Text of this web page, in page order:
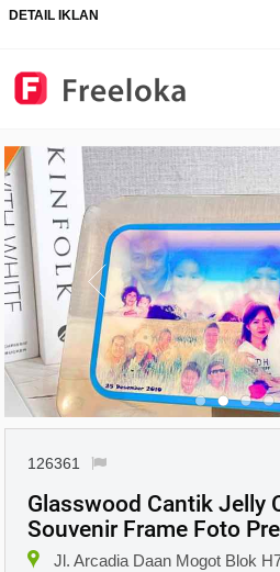
DETAIL IKLAN
126361
Glasswood Cantik Jelly
Souvenir Frame Foto
Jl. Arcadia Daan Mogot Blok